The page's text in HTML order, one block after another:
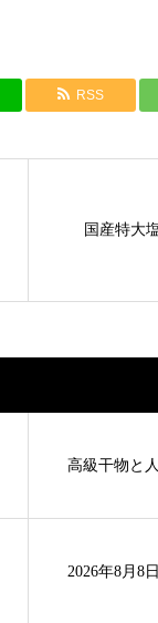
RSS
国産特大
高級干物と
2026年8月8